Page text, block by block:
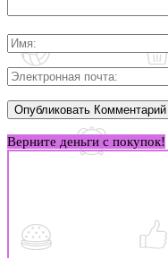
Верните деньги с покупок!